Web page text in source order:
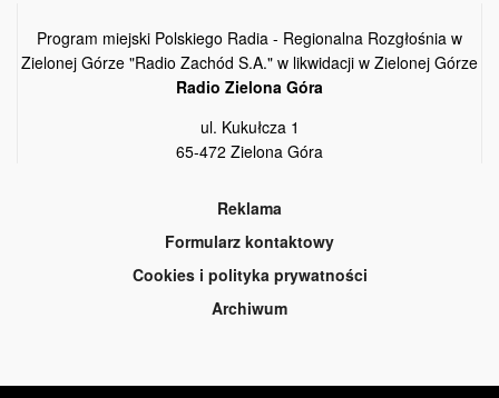
Program miejski Polskiego Radia - Regionalna Rozgłośnia w
Zielonej Górze "Radio Zachód S.A." w likwidacji w Zielonej Górze
Radio Zielona Góra
ul. Kukułcza 1
65-472 Zielona Góra
Reklama
Formularz kontaktowy
Cookies i polityka prywatności
Archiwum